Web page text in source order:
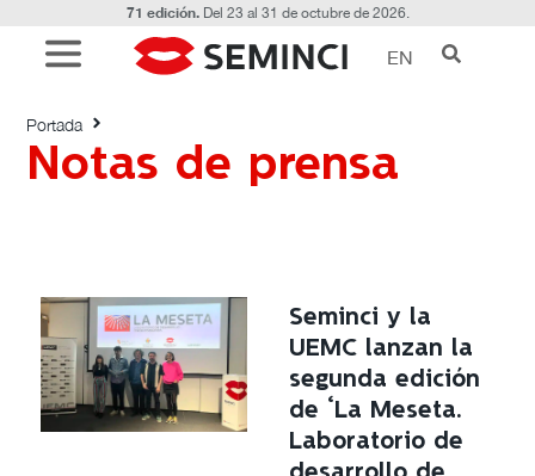
71 edición.Del 23 al 31 de octubre de 2026.
EN
Notas de prensa
Portada
Etiquetado con: Notas de prensa
Seminci y la
UEMC lanzan la
segunda edición
de ‘La Meseta.
Laboratorio de